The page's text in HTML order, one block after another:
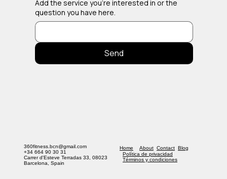
Add the service you're interested in or the
question you have here.
Send
360fitness.bcn@gmail.com
+34 664 90 30 31
Carrer d'Esteve Terradas 33, 08023
Barcelona, Spain
Home About Contact Blog
Política de privacidad
​Términos y condiciones